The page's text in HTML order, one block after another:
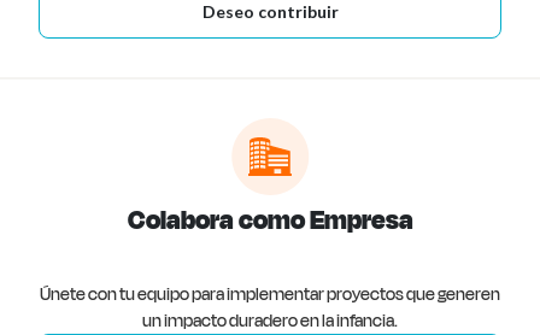
Deseo contribuir
Colabora como Empresa
Únete con tu equipo para implementar proyectos que generen
un impacto duradero en la infancia.